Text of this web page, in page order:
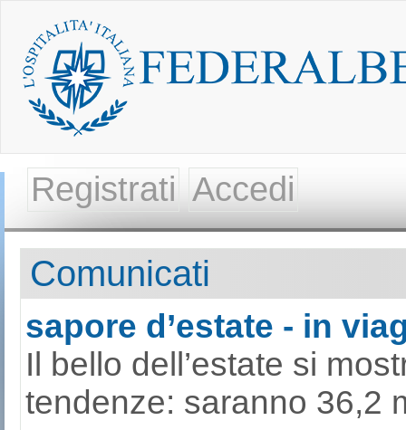
Registrati Accedi
Comunicati
sapore d’estate - in
Il bello dell’estate si
tendenze: saranno 36,2